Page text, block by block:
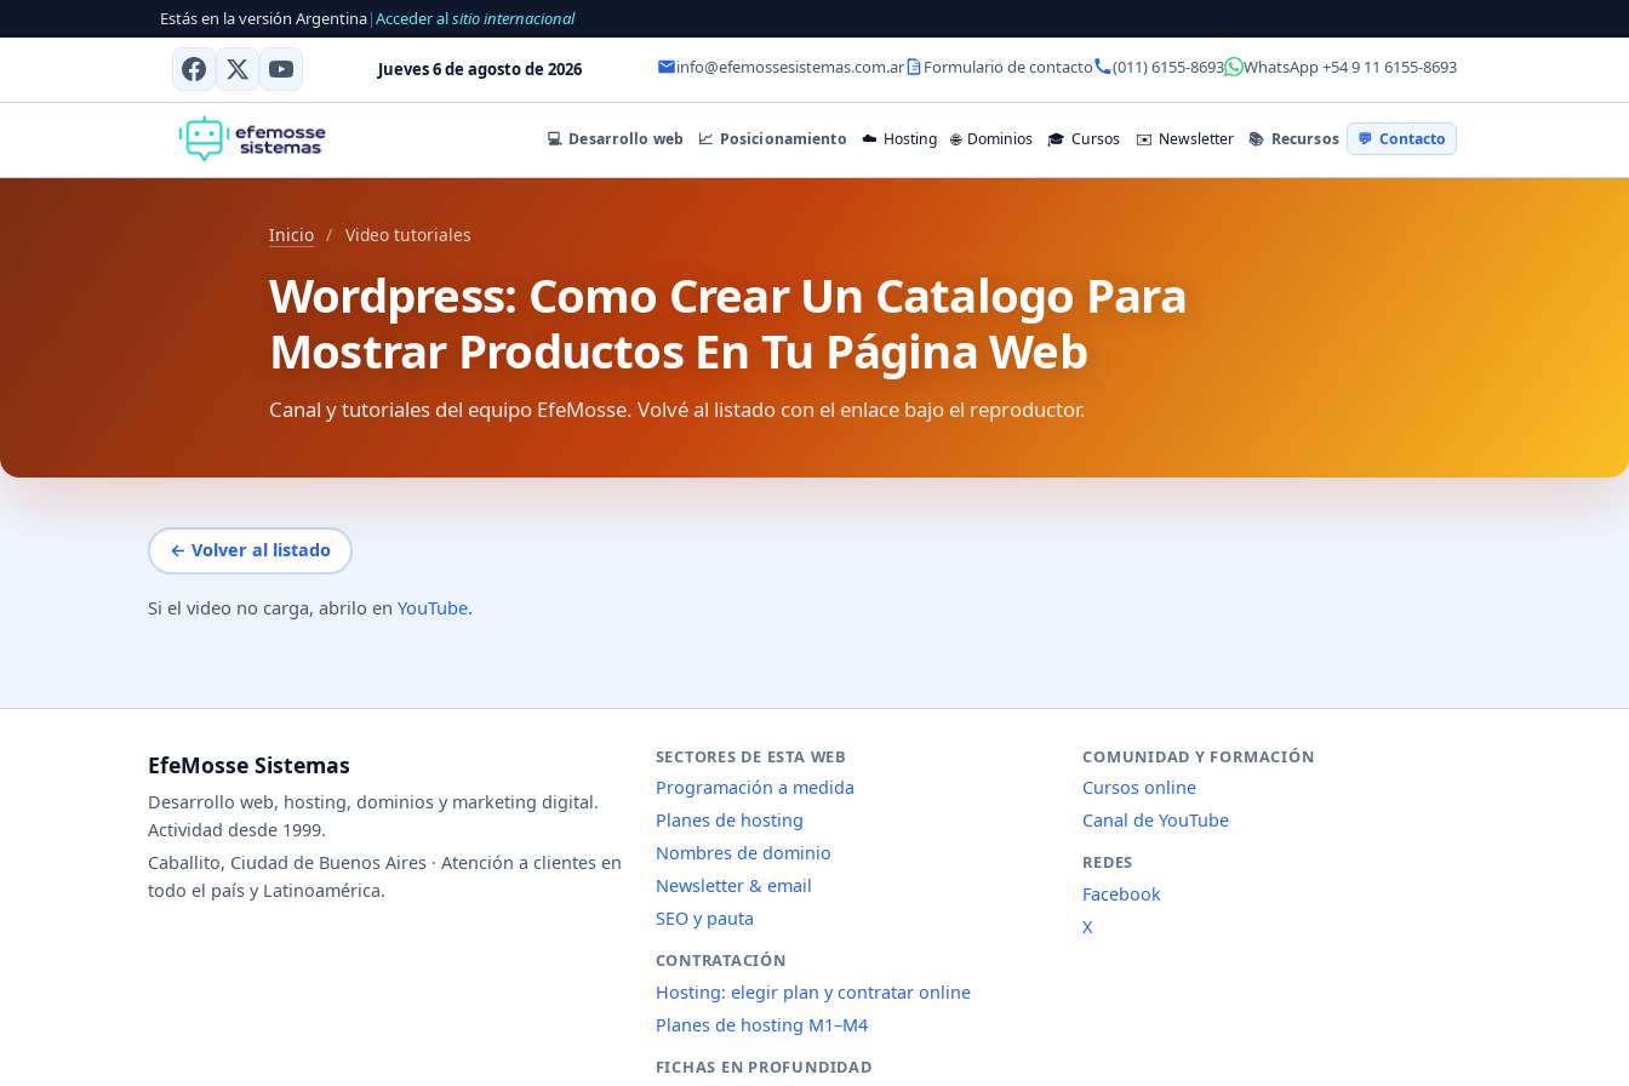
Estás en la versión Argentina|Acceder alsitio internacional
Jueves 6 de agosto de 2026 info@efemossesistemas.com.ar Formulario de contacto (011) 6155-8693 WhatsApp +54 9 11 6155-8693
💻 Desarrollo web 📈 Posicionamiento ☁️ Hosting 🌐 Dominios 🎓 Cursos ✉️ Newsletter 📚 Recursos 💬 Contacto
Inicio / Video tutoriales
Wordpress: Como Crear Un Catalogo Para
Mostrar Productos En Tu Página Web
Canal y tutoriales del equipo EfeMosse. Volvé al listado con el enlace bajo el reproductor.
← Volver al listado
Si el video no carga, abrilo en YouTube.
EfeMosse Sistemas
Desarrollo web, hosting, dominios y marketing digital.
Actividad desde 1999.
Caballito, Ciudad de Buenos Aires · Atención a clientes en
todo el país y Latinoamérica.
SECTORES DE ESTA WEB
Programación a medida
Planes de hosting
Nombres de dominio
Newsletter & email
SEO y pauta
CONTRATACIÓN
Hosting: elegir plan y contratar online
Planes de hosting M1–M4
FICHAS EN PROFUNDIDAD
COMUNIDAD Y FORMACIÓN
Cursos online
Canal de YouTube
REDES
Facebook
X